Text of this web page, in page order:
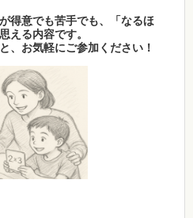
得意でも苦手でも、「なるほ
える内容です。
、お気軽にご参加ください！